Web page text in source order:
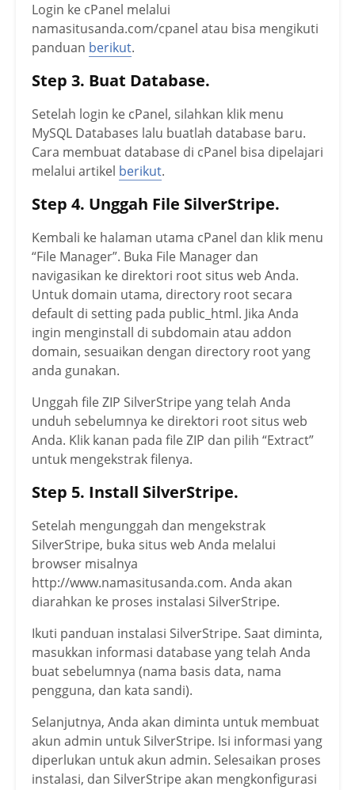
Login ke cPanel melalui
namasitusanda.com/cpanel atau bisa mengikuti
panduan berikut.
Step 3. Buat Database.
Setelah login ke cPanel, silahkan klik menu
MySQL Databases lalu buatlah database baru.
Cara membuat database di cPanel bisa dipelajari
melalui artikel berikut.
Step 4. Unggah File SilverStripe.
Kembali ke halaman utama cPanel dan klik menu
“File Manager”. Buka File Manager dan
navigasikan ke direktori root situs web Anda.
Untuk domain utama, directory root secara
default di setting pada public_html. Jika Anda
ingin menginstall di subdomain atau addon
domain, sesuaikan dengan directory root yang
anda gunakan.
Unggah file ZIP SilverStripe yang telah Anda
unduh sebelumnya ke direktori root situs web
Anda. Klik kanan pada file ZIP dan pilih “Extract”
untuk mengekstrak filenya.
Step 5. Install SilverStripe.
Setelah mengunggah dan mengekstrak
SilverStripe, buka situs web Anda melalui
browser misalnya
http://www.namasitusanda.com. Anda akan
diarahkan ke proses instalasi SilverStripe.
Ikuti panduan instalasi SilverStripe. Saat diminta,
masukkan informasi database yang telah Anda
buat sebelumnya (nama basis data, nama
pengguna, dan kata sandi).
Selanjutnya, Anda akan diminta untuk membuat
akun admin untuk SilverStripe. Isi informasi yang
diperlukan untuk akun admin. Selesaikan proses
instalasi, dan SilverStripe akan mengkonfigurasi